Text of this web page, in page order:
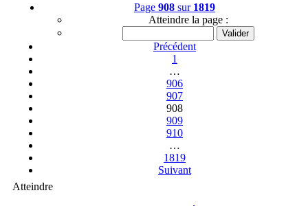
Page 908 sur 1819
Atteindre la page :
Précédent
1
…
906
907
908
909
910
…
1819
Suivant
Atteindre